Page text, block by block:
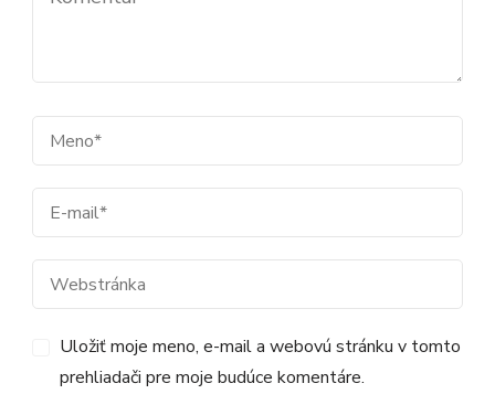
Uložiť moje meno, e-mail a webovú stránku v tomto
prehliadači pre moje budúce komentáre.